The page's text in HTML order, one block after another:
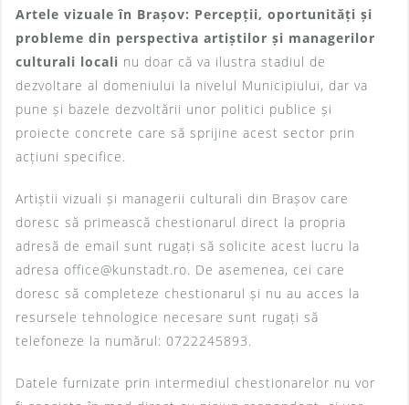
Artele vizuale în Brașov: Percepții, oportunități și
probleme din perspectiva artiștilor și managerilor
culturali locali nu doar că va ilustra stadiul de
dezvoltare al domeniului la nivelul Municipiului, dar va
pune și bazele dezvoltării unor politici publice și
proiecte concrete care să sprijine acest sector prin
acțiuni specifice.
Artiștii vizuali și managerii culturali din Brașov care
doresc să primească chestionarul direct la propria
adresă de email sunt rugați să solicite acest lucru la
adresa office@kunstadt.ro. De asemenea, cei care
doresc să completeze chestionarul și nu au acces la
resursele tehnologice necesare sunt rugați să
telefoneze la numărul: 0722245893.
Datele furnizate prin intermediul chestionarelor nu vor